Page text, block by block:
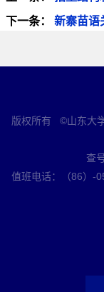
下一条：
新寨苗语
版权所有 ©山东大
查
值班电话：（86）-